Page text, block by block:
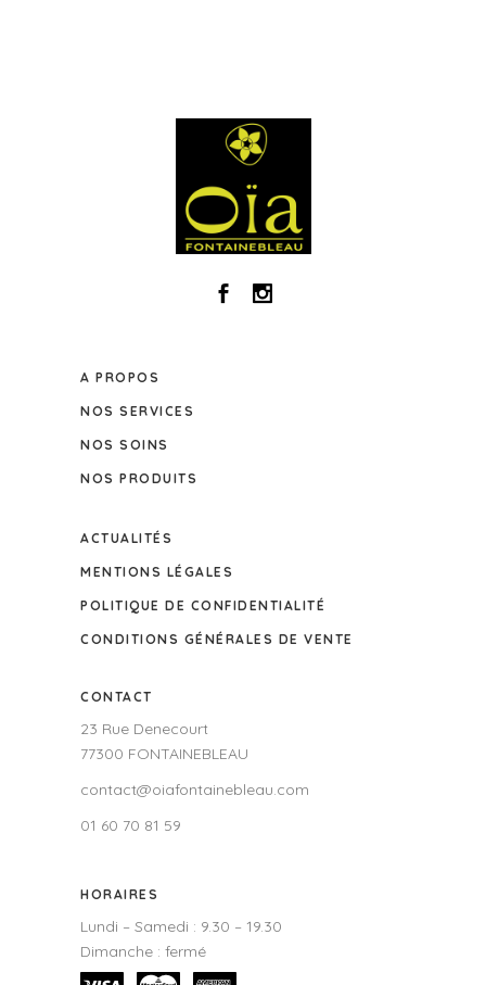
A PROPOS
NOS SERVICES
NOS SOINS
NOS PRODUITS
ACTUALITÉS
MENTIONS LÉGALES
POLITIQUE DE CONFIDENTIALITÉ
CONDITIONS GÉNÉRALES DE VENTE
CONTACT
23 Rue Denecourt
77300 FONTAINEBLEAU
contact@oiafontainebleau.com
01 60 70 81 59
HORAIRES
Lundi – Samedi : 9.30 – 19.30
Dimanche : fermé